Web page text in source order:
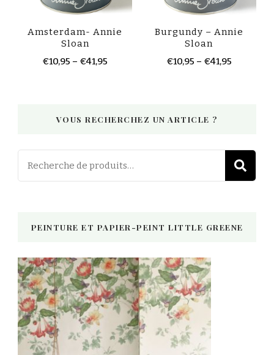
Amsterdam- Annie
Sloan
€10,95 – €41,95
Burgundy – Annie
Sloan
€10,95 – €41,95
VOUS RECHERCHEZ UN ARTICLE ?
pour :
PEINTURE ET PAPIER-PEINT LITTLE GREENE